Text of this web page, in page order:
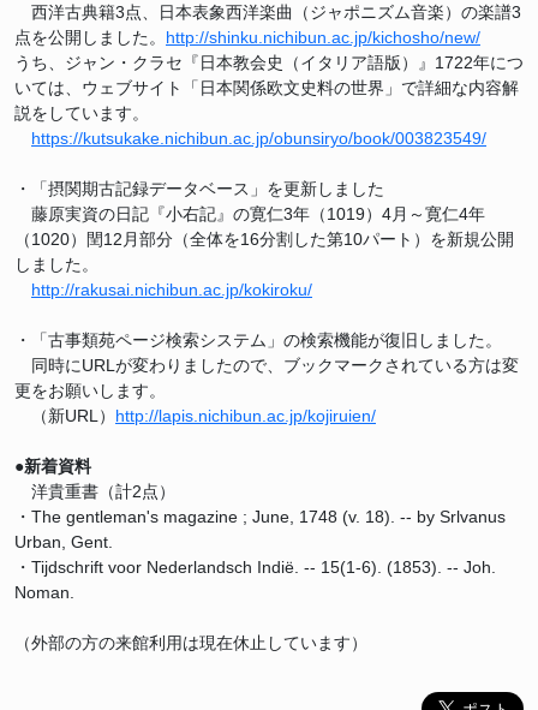
西洋古典籍3点、日本表象西洋楽曲（ジャポニズム音楽）の楽譜3
点を公開しました。 http://shinku.nichibun.ac.jp/kichosho/new/
うち、ジャン・クラセ『日本教会史（イタリア語版）』1722年につ
いては、ウェブサイト「日本関係欧文史料の世界」で詳細な内容解
説をしています。
https://kutsukake.nichibun.ac.jp/obunsiryo/book/003823549/
・「摂関期古記録データベース」を更新しました
藤原実資の日記『小右記』の寛仁3年（1019）4月～寛仁4年
（1020）閏12月部分（全体を16分割した第10パート）を新規公開
しました。
http://rakusai.nichibun.ac.jp/kokiroku/
・「古事類苑ページ検索システム」の検索機能が復旧しました。
同時にURLが変わりましたので、ブックマークされている方は変
更をお願いします。
（新URL） http://lapis.nichibun.ac.jp/kojiruien/
●新着資料
洋貴重書（計2点）
・The gentleman's magazine ; June, 1748 (v. 18). -- by Srlvanus
Urban, Gent.
・Tijdschrift voor Nederlandsch Indië. -- 15(1-6). (1853). -- Joh.
Noman.
（外部の方の来館利用は現在休止しています）